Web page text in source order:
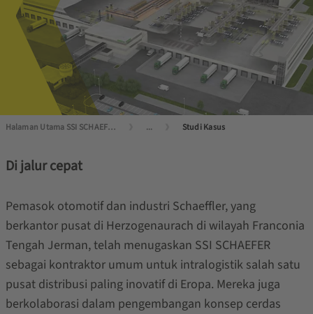
Halaman Utama SSI SCHAEFER ... Studi Kasus
Di jalur cepat
Pemasok otomotif dan industri Schaeffler, yang
berkantor pusat di Herzogenaurach di wilayah Franconia
Tengah Jerman, telah menugaskan SSI SCHAEFER
sebagai kontraktor umum untuk intralogistik salah satu
pusat distribusi paling inovatif di Eropa. Mereka juga
berkolaborasi dalam pengembangan konsep cerdas